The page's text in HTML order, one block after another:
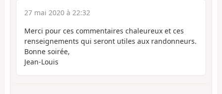
27 mai 2020 à 22:32
Merci pour ces commentaires chaleureux et ces
renseignements qui seront utiles aux randonneurs.
Bonne soirée,
Jean-Louis